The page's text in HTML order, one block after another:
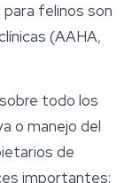
felinos son
(AAHA,
todo los
o manejo del
de
importantes: